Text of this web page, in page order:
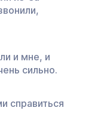
и мне, и
сильно.
справиться